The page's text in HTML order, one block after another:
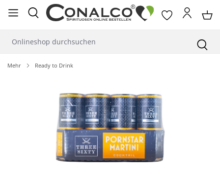
springen
Mehr Ready to Drink